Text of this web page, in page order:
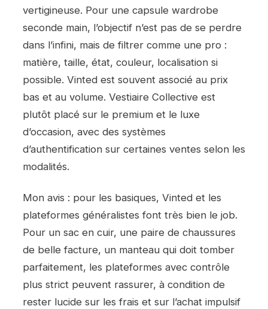
vertigineuse. Pour une capsule wardrobe
seconde main, l’objectif n’est pas de se perdre
dans l’infini, mais de filtrer comme une pro :
matière, taille, état, couleur, localisation si
possible. Vinted est souvent associé au prix
bas et au volume. Vestiaire Collective est
plutôt placé sur le premium et le luxe
d’occasion, avec des systèmes
d’authentification sur certaines ventes selon les
modalités.
Mon avis : pour les basiques, Vinted et les
plateformes généralistes font très bien le job.
Pour un sac en cuir, une paire de chaussures
de belle facture, un manteau qui doit tomber
parfaitement, les plateformes avec contrôle
plus strict peuvent rassurer, à condition de
rester lucide sur les frais et sur l’achat impulsif